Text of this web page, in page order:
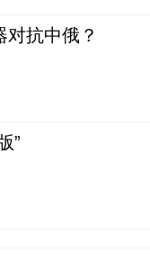
对抗中俄？
”